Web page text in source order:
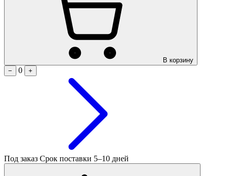
В корзину
−
0 +
Под заказ Срок поставки 5–10 дней